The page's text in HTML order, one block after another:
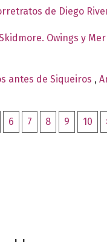
de Diego
Owings y
antes de Siqueiros ,
6 7 8 9 10